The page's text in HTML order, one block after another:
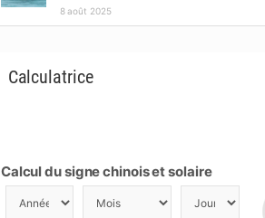
8 août 2025
Calculatrice
Calcul du signe chinois et solaire